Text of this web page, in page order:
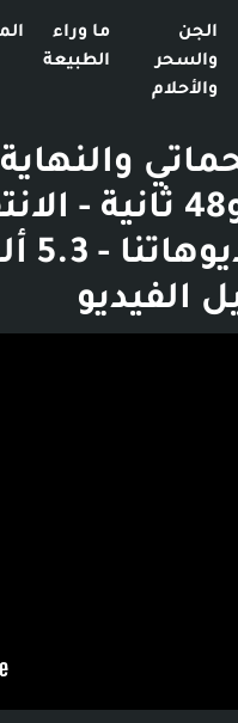
الجن
والسحر
والأحلام
ما وراء
الطبيعة
👌🏽😉 - 5 دقائق
الفيديو